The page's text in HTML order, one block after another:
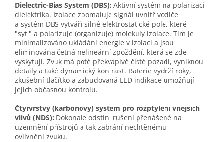
Dielectric-Bias System (DBS): Aktivní systém na polarizaci
dielektrika. Izolace zpomaluje signál uvnitř vodiče
a systém DBS vytváří silné elektrostatické pole, které
"sytí" a polarizuje (organizuje) molekuly izolace. Tím je
minimalizováno ukládání energie v izolaci a jsou
eliminována četná nelineární zpoždění, která se zde
vyskytují. Zvuk má poté překvapivě čisté pozadí, vyniknou
detaily a také dynamický kontrast. Baterie vydrží roky,
zkušební tlačítko a zabudovaná LED indikace umožňují
jejich občasnou kontrolu.
Čtyřvrstvý (karbonový) systém pro rozptýlení vnějších
vlivů (NDS): Dokonale odstíní rušení přenášené na
uzemnění přístrojů a tak zabrání nechtěnému
ovlivnění zvuku.